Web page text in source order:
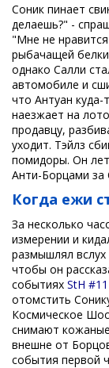
Соник пинает
делаешь?" -
"Мне не
рыбачащей
однако Салли
автомобиле и
что Антуан
наезжает на
продавцу,
уходит. Тэйлз
помидоры. Он
Анти-Борцами за
Когда ежи
За несколько
измерении и
размышлял
чтобы он
событиях StH #11
отомстить
Космическое
снимают
внешне от
события первой